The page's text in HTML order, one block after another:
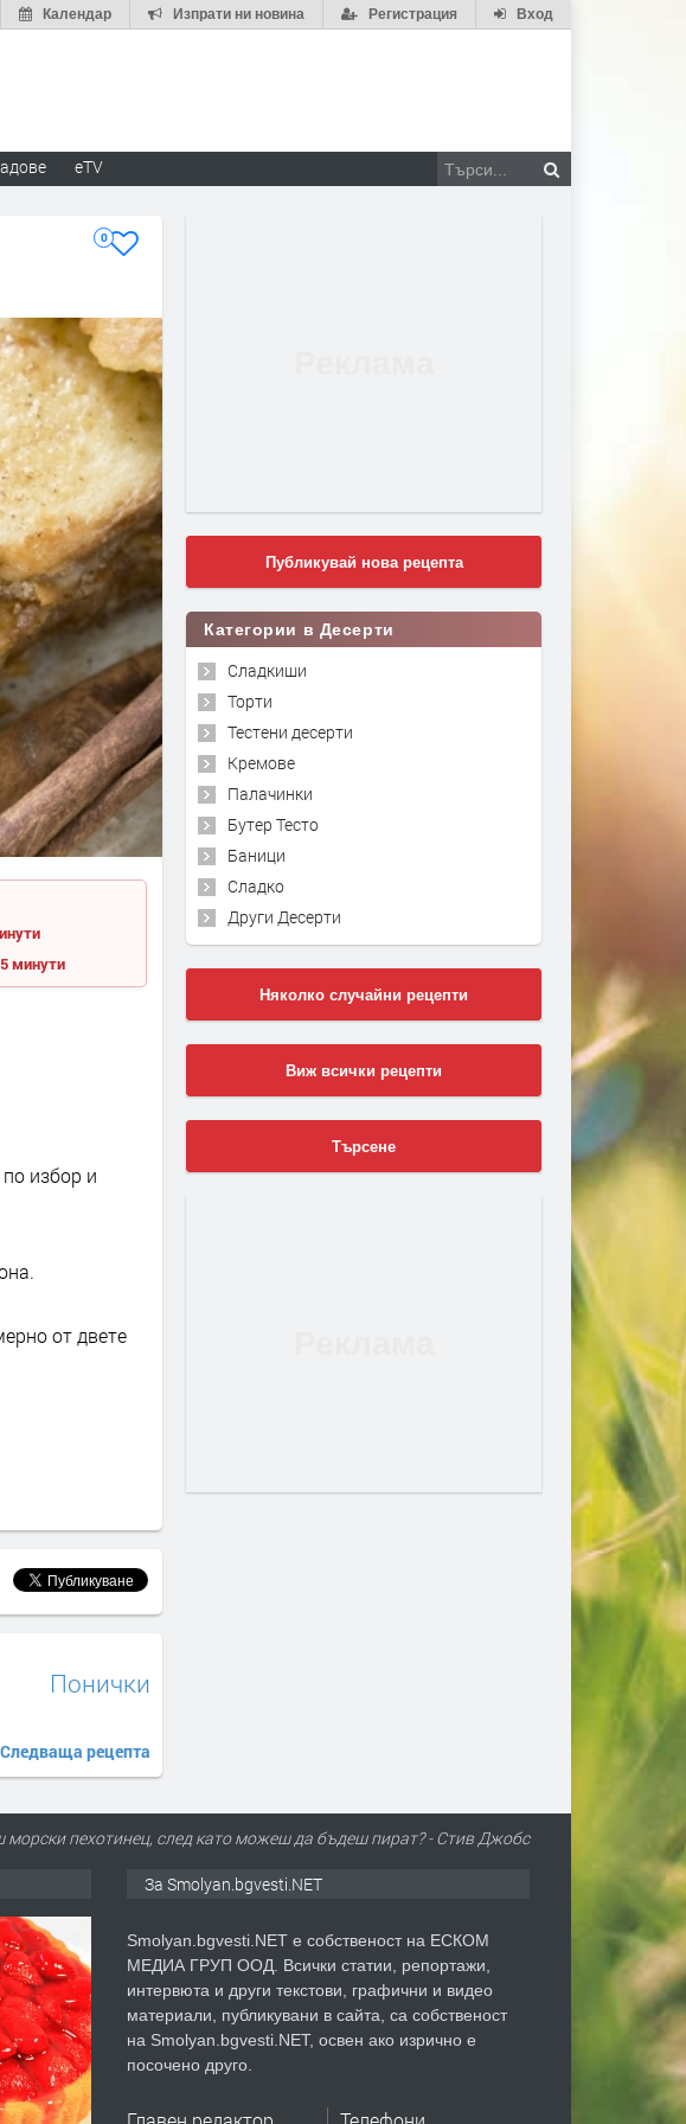
Вход
Регистрация
Изпрати ни новина
Календар
eTV
0
минути
избор и
от двете
Понички
Следваща рецепта
Публикувай нова рецепта
Категории в Десерти
Сладкиши
Торти
Тестени десерти
Кремове
Палачинки
Бутер Тесто
Баници
Сладко
Други Десерти
Няколко случайни рецепти
Виж всички рецепти
Търсене
пехотинец, след като можеш да бъдеш пират? - Стив Джобс
За Smolyan.bgvesti.NET
Smolyan.bgvesti.NET е собственост на ЕСКОМ
МЕДИА ГРУП ООД. Всички статии, репортажи,
интервюта и други текстови, графични и видео
материали, публикувани в сайта, са собственост
на Smolyan.bgvesti.NET, освен ако изрично е
посочено друго.